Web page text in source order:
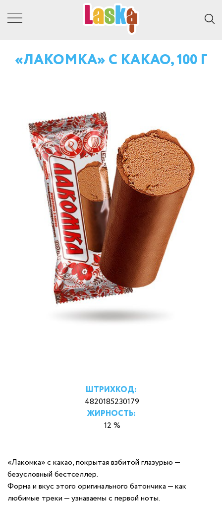
«ЛАКОМКА» С КАКАО, 100 Г
ШТРИХКОД:
4820185230179
ЖИРНОСТЬ:
12 %
«Лакомка» с какао, покрытая взбитой глазурью —
безусловный бестселлер.
Форма и вкус этого оригинального батончика — как
любимые треки — узнаваемы с первой ноты.